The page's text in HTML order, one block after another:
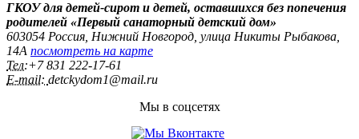
ГКОУ для детей-сирот и детей, оставшихся без попечения
родителей «Первый санаторный детский дом»
603054 Россия, Нижний Новгород, улица Никиты Рыбакова,
14А посмотреть на карте
Тел:+7 831 222‑17-61
E-mail: detckydom1@mail.ru
Мы в соцсетях